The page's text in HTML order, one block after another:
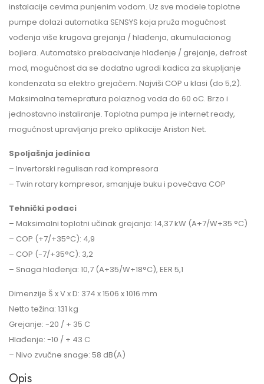
instalacije cevima punjenim vodom. Uz sve modele toplotne
pumpe dolazi automatika SENSYS koja pruža mogućnost
vođenja više krugova grejanja / hlađenja, akumulacionog
bojlera. Automatsko prebacivanje hlađenje / grejanje, defrost
mod, mogućnost da se dodatno ugradi kadica za skupljanje
kondenzata sa elektro grejačem. Najviši COP u klasi (do 5,2).
Maksimalna temepratura polaznog voda do 60 oC. Brzo i
jednostavno instaliranje. Toplotna pumpa je internet ready,
mogućnost upravljanja preko aplikacije Ariston Net.
Spoljašnja jedinica
– Invertorski regulisan rad kompresora
– Twin rotary kompresor, smanjuje buku i povećava COP
Tehnički podaci
– Maksimalni toplotni učinak grejanja: 14,37 kW (A+7/W+35 °C)
– COP (+7/+35°C): 4,9
– COP (-7/+35°C): 3,2
– Snaga hlađenja: 10,7 (A+35/W+18°C), EER 5,1
Dimenzije Š x V x D: 374 x 1506 x 1016 mm
Netto težina: 131 kg
Grejanje: -20 / + 35 C
Hlađenje: -10 / + 43 C
– Nivo zvučne snage: 58 dB(A)
Opis